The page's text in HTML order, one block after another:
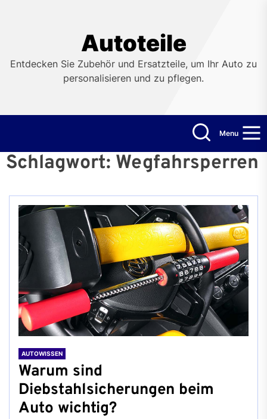
Autoteile
Entdecken Sie Zubehör und Ersatzteile, um Ihr Auto zu
personalisieren und zu pflegen.
Menu
Schlagwort: Wegfahrsperren
AUTOWISSEN
Warum sind
Diebstahlsicherungen beim
Auto wichtig?